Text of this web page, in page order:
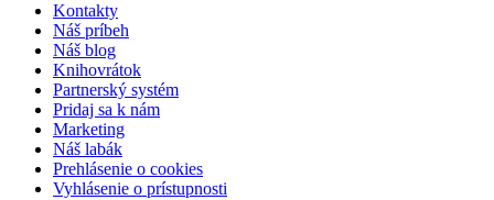
Kontakty
Náš príbeh
Náš blog
Knihovrátok
Partnerský systém
Pridaj sa k nám
Marketing
Náš labák
Prehlásenie o cookies
Vyhlásenie o prístupnosti